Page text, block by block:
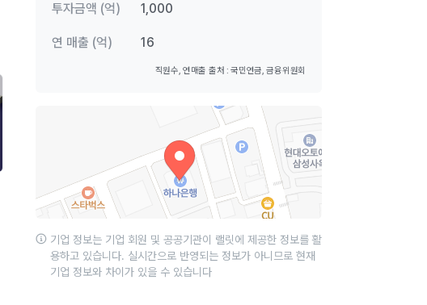
투자금액 (억) 1,000
연 매출 (억) 16
직원수, 연매출 출처 : 국민연금, 금융위원회
기업 정보는 기업 회원 및 공공기관이 랠릿에 제공한 정보를 활
용하고 있습니다. 실시간으로 반영되는 정보가 아니므로 현재
기업 정보와 차이가 있을 수 있습니다